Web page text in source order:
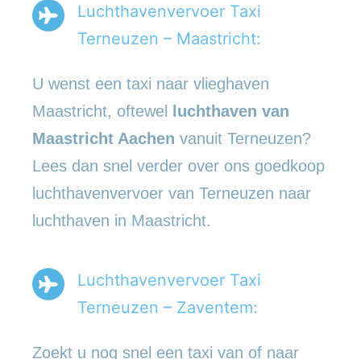
Luchthavenvervoer Taxi
Terneuzen – Maastricht:
U wenst een taxi naar vlieghaven
Maastricht, oftewel
luchthaven van
Maastricht Aachen vanuit Terneuzen?
Lees dan snel verder over ons goedkoop
luchthavenvervoer van Terneuzen naar
luchthaven in Maastricht.
Luchthavenvervoer Taxi
Terneuzen – Zaventem:
Zoekt u nog snel een taxi van of naar